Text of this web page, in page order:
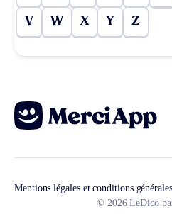
V W X Y Z
Mentions légales et conditions
© 2026 LeDico